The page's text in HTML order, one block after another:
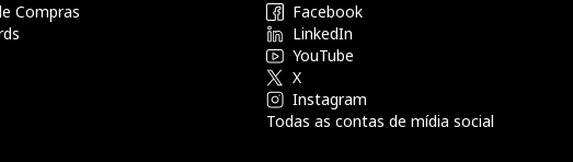
Compras
Facebook
LinkedIn
YouTube
X
Instagram
Todas as contas de mídia social